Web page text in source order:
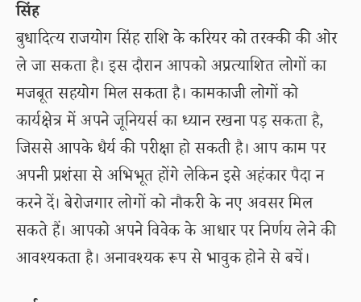
सिंह
बुधादित्य राजयोग सिंह राशि के करियर को तरक्की की ओर
ले जा सकता है। इस दौरान आपको अप्रत्याशित लोगों का
मजबूत सहयोग मिल सकता है। कामकाजी लोगों को
कार्यक्षेत्र में अपने जूनियर्स का ध्यान रखना पड़ सकता है,
जिससे आपके धैर्य की परीक्षा हो सकती है। आप काम पर
अपनी प्रशंसा से अभिभूत होंगे लेकिन इसे अहंकार पैदा न
करने दें। बेरोजगार लोगों को नौकरी के नए अवसर मिल
सकते हैं। आपको अपने विवेक के आधार पर निर्णय लेने की
आवश्यकता है। अनावश्यक रूप से भावुक होने से बचें।